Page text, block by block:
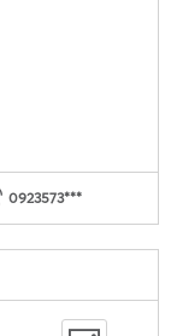
0923573***